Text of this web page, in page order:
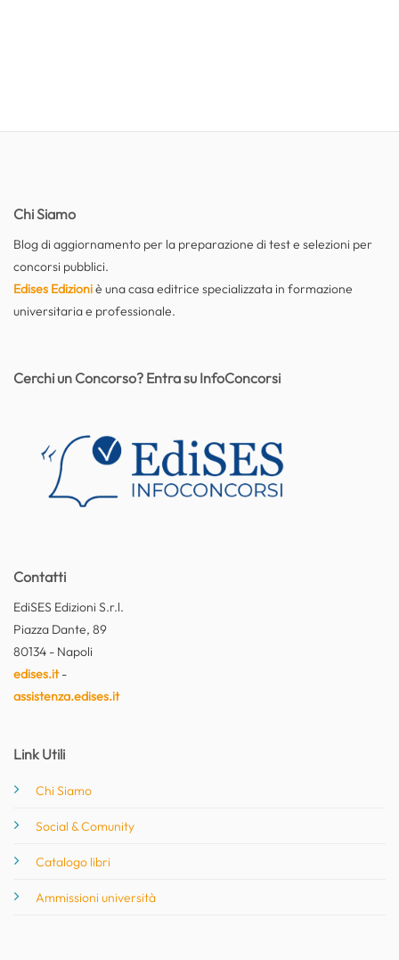
Chi Siamo
Blog di aggiornamento per la preparazione di test e selezioni per
concorsi pubblici.
Edises Edizioniè una casa editrice specializzata in formazione
universitaria e professionale.
Contatti
EdiSES Edizioni S.r.l.
Piazza Dante, 89
80134 - Napoli
edises.it-
assistenza.edises.it
Link Utili
Chi Siamo
Social & Comunity
Catalogo libri
Ammissioni università
Cerchi un Concorso? Entra su InfoConcorsi